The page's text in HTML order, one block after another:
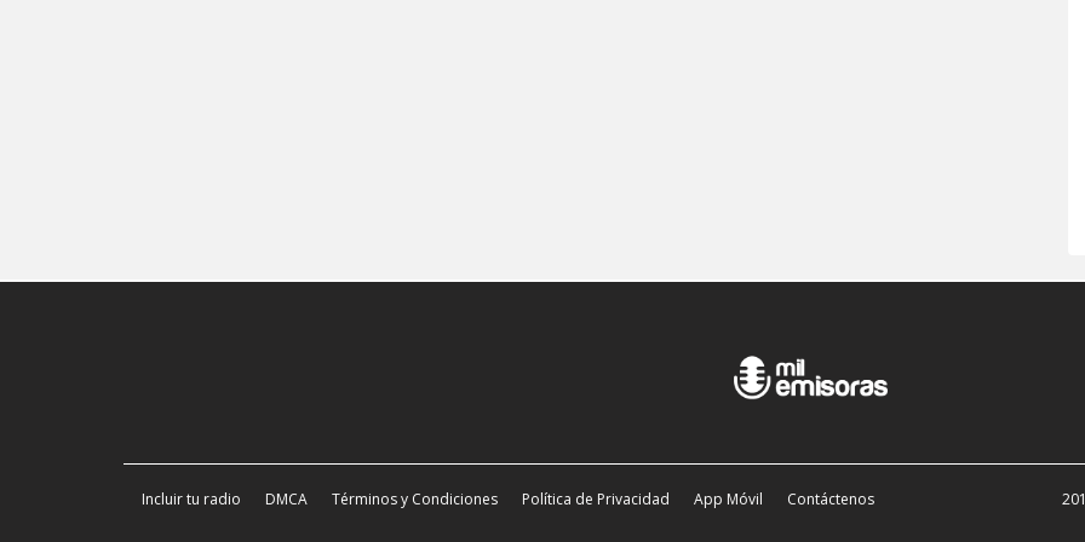
Incluir tu radio DMCA Términos y Condiciones Política de Privacidad App Móvil Contáctenos